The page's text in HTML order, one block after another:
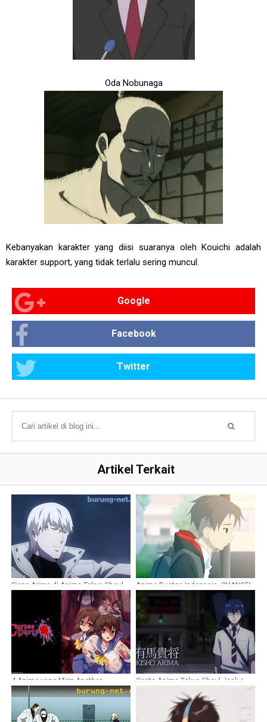
Oda Nobunaga
Kebanyakan karakter yang diisi suaranya oleh Kouichi adalah
karakter support, yang tidak terlalu sering muncul.
Google
Facebook
Twitter
Artikel Terkait
Siapa Arima di Anime Tokyo Ghoul
Anime Buatan Indonesia, CHANGE! -
Kisah Karyawan Alfamart
4 Anime yang Mirip Another
Cerita Anime Tokyo Ghoul Jack +